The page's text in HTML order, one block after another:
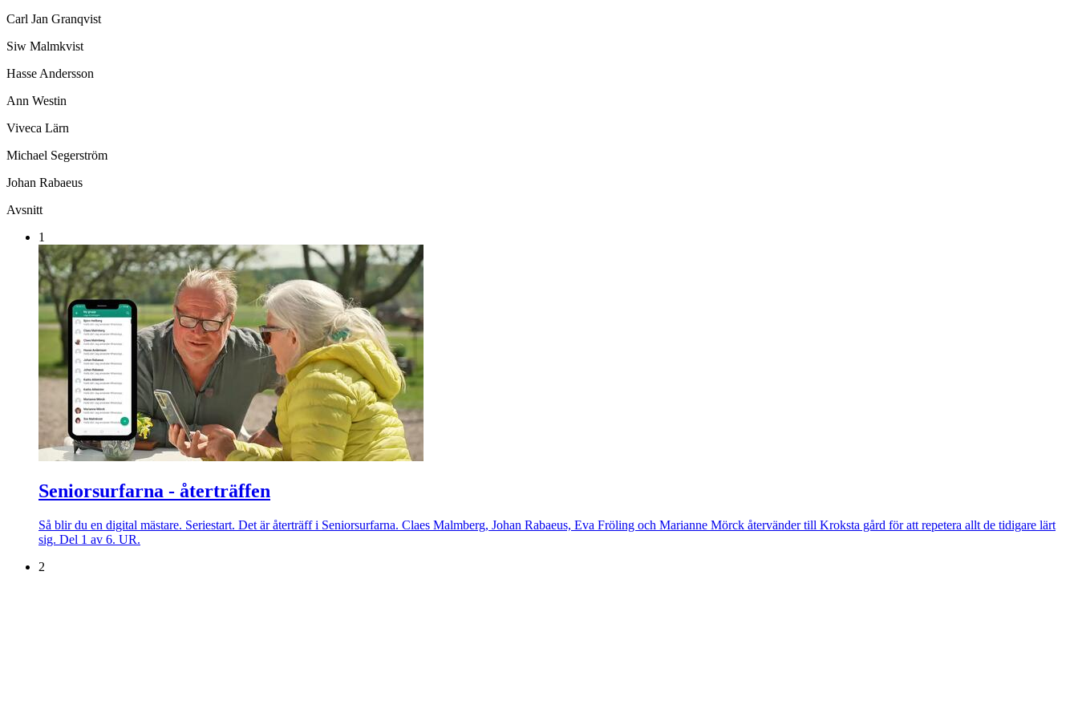
Carl Jan Granqvist
Siw Malmkvist
Hasse Andersson
Ann Westin
Viveca Lärn
Michael Segerström
Johan Rabaeus
Avsnitt
1
Seniorsurfarna - återträffen
Så blir du en digital mästare. Seriestart. Det är återträff i Seniorsurfarna. Claes Malmberg, Johan Rabaeus, Eva Fröling och Marianne Mörck återvänder till Kroksta gård för att repetera allt de tidigare lärt
sig. Del 1 av 6. UR.
2